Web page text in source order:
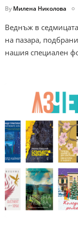
By Милена Николова
Веднъж в
на пазара,
нашия специален